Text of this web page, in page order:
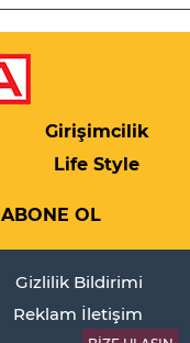
Girişimcilik
Life Style
ABONE OL
Gizlilik Bildirimi
Reklam İletişim